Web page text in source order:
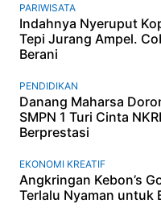
PARIWISATA
Indahnya Nyeruput
Tepi Jurang Ampel.
Berani
PENDIDIKAN
Danang Maharsa
SMPN 1 Turi Cinta
Berprestasi
EKONOMI KREATIF
Angkringan Kebon’s
Terlalu Nyaman untuk